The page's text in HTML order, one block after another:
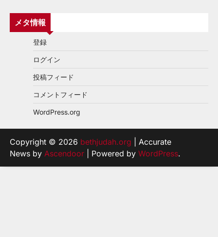
メタ情報
登録
ログイン
投稿フィード
コメントフィード
WordPress.org
Copyright © 2026 bethjudah.org | Accurate
News by Ascendoor | Powered by WordPress.